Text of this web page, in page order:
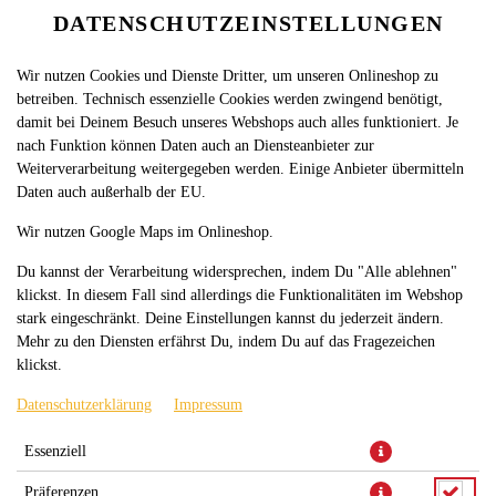
DE
SPRACHE ÄNDERN
2 X OREO DONUT MIT KAKAO
Ringförmiger Donut aus Hefeteig mit Kakao und leicht
abgerundeter Oberfläche, gefüllt mit Cremefüllung mit
DATENSCHUTZEINSTELLUNGEN
Wir nutzen Cookies und Dienste Dritter, um unseren Onlineshop zu
betreiben. Technisch essenzielle Cookies werden zwingend benötigt,
damit bei Deinem Besuch unseres Webshops auch alles funktioniert. Je
nach Funktion können Daten auch an Diensteanbieter zur
Weiterverarbeitung weitergegeben werden. Einige Anbieter übermitteln
Daten auch außerhalb der EU.
Wir nutzen Google Maps im Onlineshop.
Du kannst der Verarbeitung widersprechen, indem Du "Alle ablehnen"
klickst. In diesem Fall sind allerdings die Funktionalitäten im Webshop
stark eingeschränkt. Deine Einstellungen kannst du jederzeit ändern.
Mehr zu den Diensten erfährst Du, indem Du auf das Fragezeichen
klickst.
Datenschutzerklärung Impressum
Essenziell
Präferenzen